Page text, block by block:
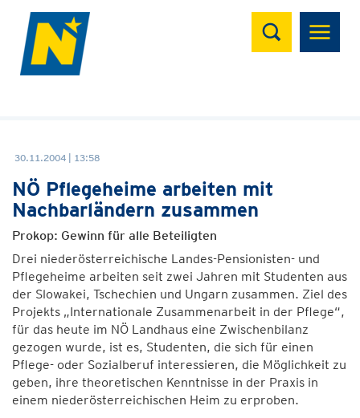
Suchen
30.11.2004 | 13:58
NÖ Pflegeheime arbeiten mit
Nachbarländern zusammen
Prokop: Gewinn für alle Beteiligten
Drei niederösterreichische Landes-Pensionisten- und
Pflegeheime arbeiten seit zwei Jahren mit Studenten aus
der Slowakei, Tschechien und Ungarn zusammen. Ziel des
Projekts „Internationale Zusammenarbeit in der Pflege“,
für das heute im NÖ Landhaus eine Zwischenbilanz
gezogen wurde, ist es, Studenten, die sich für einen
Pflege- oder Sozialberuf interessieren, die Möglichkeit zu
geben, ihre theoretischen Kenntnisse in der Praxis in
einem niederösterreichischen Heim zu erproben.